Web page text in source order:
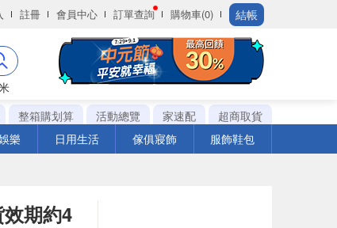
註冊 會員中心 訂單查詢 購物車(0) 結帳
整箱購划算 活動總覽 家速配
超商取貨
樂 日用生活 傢俱寢飾 服飾鞋包
期約4